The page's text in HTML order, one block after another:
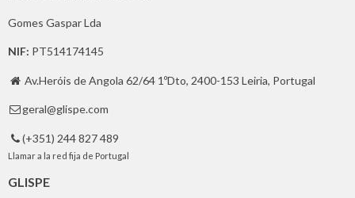
Gomes Gaspar Lda
NIF: PT514174145
 Av.Heróis de Angola 62/64 1ºDto, 2400-153 Leiria, Portugal
 geral@glispe.com
 (+351) 244 827 489
Llamar a la red fija de Portugal
GLISPE